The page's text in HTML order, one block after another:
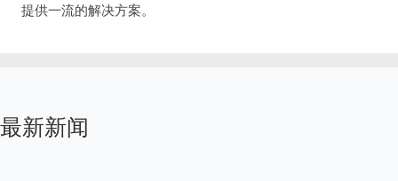
提供一流的解决方案。
最新新闻